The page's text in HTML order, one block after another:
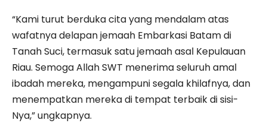
“Kami turut berduka cita yang mendalam atas
wafatnya delapan jemaah Embarkasi Batam di
Tanah Suci, termasuk satu jemaah asal Kepulauan
Riau. Semoga Allah SWT menerima seluruh amal
ibadah mereka, mengampuni segala khilafnya, dan
menempatkan mereka di tempat terbaik di sisi-
Nya,” ungkapnya.